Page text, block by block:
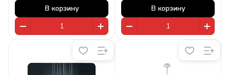
В корзину В корзину